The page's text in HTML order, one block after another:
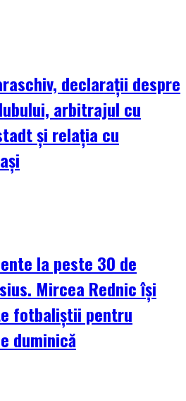
declarații despre
arbitrajul cu
și relația cu
la peste 30 de
Mircea Rednic își
fotbaliștii pentru
duminică